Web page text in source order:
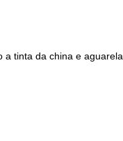
tinta da china e aguarela.